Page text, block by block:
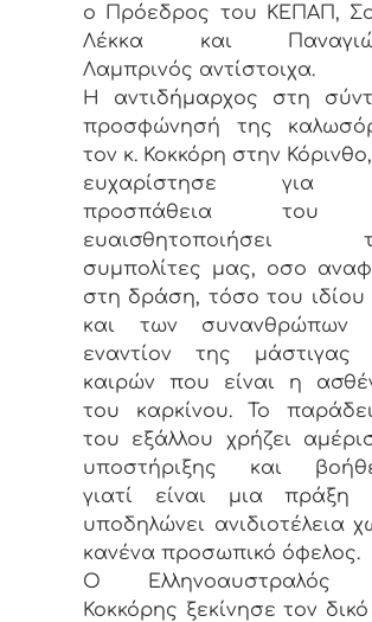
ο Πρόεδρος του ΚΕΠΑΠ,
Λέκκα και
Λαμπρινός αντίστοιχα.
Η αντιδήμαρχος στη
προσφώνησή της
τον κ. Κοκκόρη στην
ευχαρίστησε για
προσπάθεια του
ευαισθητοποιήσει
συμπολίτες μας, οσο
στη δράση, τόσο του ιδίου
και των συνανθρώπων
εναντίον της μάστιγας
καιρών που είναι η
του καρκίνου. Το
του εξάλλου χρήζει
υποστήριξης και
γιατί είναι μια πράξη
υποδηλώνει ανιδιοτέλεια
κανένα προσωπικό όφελος.
Ο Ελληνοαυστραλός
Κοκκόρης ξεκίνησε τον